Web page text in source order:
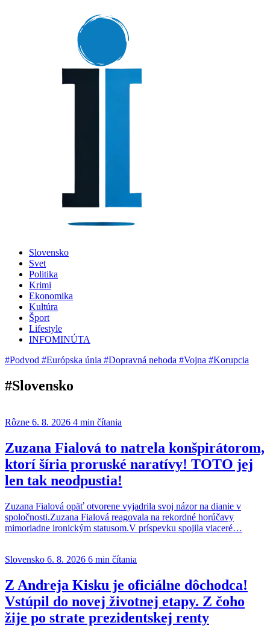
Slovensko
Svet
Politika
Krimi
Ekonomika
Kultúra
Šport
Lifestyle
INFOMINÚTA
#Podvod #Európska únia #Dopravná nehoda #Vojna #Korupcia
#Slovensko
Rôzne 6. 8. 2026 4 min čítania
Zuzana Fialová to natrela konšpirátorom,
ktorí šíria proruské naratívy! TOTO jej
len tak neodpustia!
Zuzana Fialová opäť otvorene vyjadrila svoj názor na dianie v
spoločnosti.Zuzana Fialová reagovala na rekordné horúčavy
mimoriadne ironickým statusom.V príspevku spojila viaceré…
Slovensko 6. 8. 2026 6 min čítania
Z Andreja Kisku je oficiálne dôchodca!
Vstúpil do novej životnej etapy. Z čoho
žije po strate prezidentskej renty